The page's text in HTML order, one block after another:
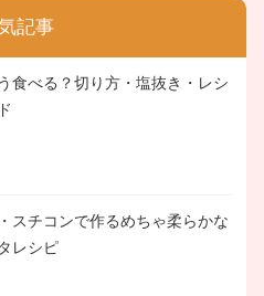
記事
食べる？切り方・塩抜き・レシ
スチコンで作るめちゃ柔らかな
レシピ